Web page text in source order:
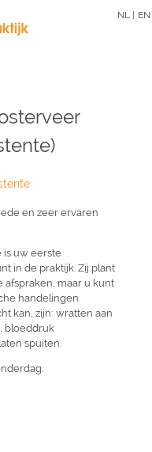
NL | EN
en zeer ervaren
is uw eerste
in de praktijk. Zij plant
afspraken, maar u kunt
handelingen.
kan, zijn: wratten aan
bloeddruk
spuiten.